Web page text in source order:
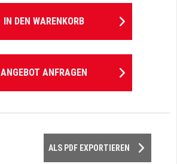
IN DEN WARENKORB
ANGEBOT ANFRAGEN
ALS PDF EXPORTIEREN